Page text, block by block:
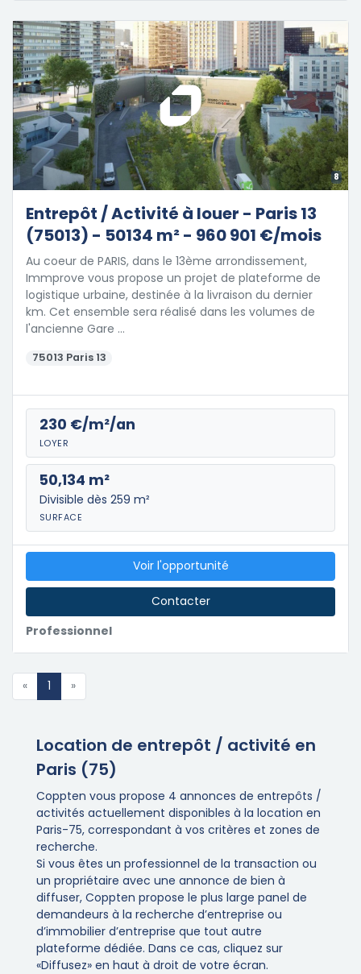
8
Entrepôt / Activité à louer - Paris 13
(75013) - 50134 m² - 960 901 €/mois
Au coeur de PARIS, dans le 13ème arrondissement,
Immprove vous propose un projet de plateforme de
logistique urbaine, destinée à la livraison du dernier
km. Cet ensemble sera réalisé dans les volumes de
l'ancienne Gare …
75013 Paris 13
230 €/m²/an
LOYER
50,134 m²
Divisible dès 259 m²
SURFACE
Professionnel
Voir l'opportunité
Contacter
« 1 »
Location de entrepôt / activité en
Paris (75)
Coppten vous propose 4 annonces de entrepôts /
activités actuellement disponibles à la location en
Paris-75, correspondant à vos critères et zones de
recherche.
Si vous êtes un professionnel de la transaction ou
un propriétaire avec une annonce de bien à
diffuser, Coppten propose le plus large panel de
demandeurs à la recherche d’entreprise ou
d’immobilier d’entreprise que tout autre
plateforme dédiée. Dans ce cas, cliquez sur
«Diffusez» en haut à droit de votre écran.